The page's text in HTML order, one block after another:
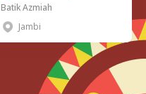
Batik Azmiah
Jambi